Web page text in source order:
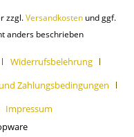
zzgl.Versandkosten und ggf.
anders beschrieben
Widerrufsbelehrung
Zahlungsbedingungen
Impressum